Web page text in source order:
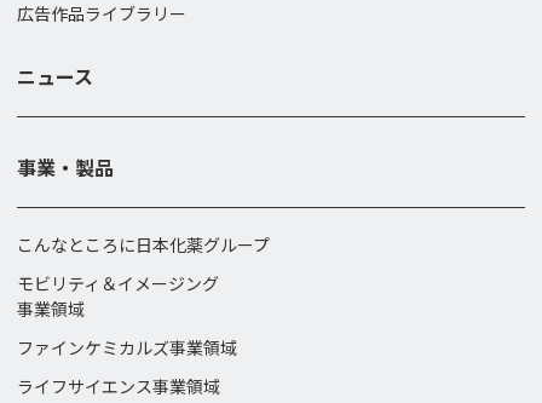
広告作品ライブラリー
ニュース
事業・製品
こんなところに日本化薬グループ
モビリティ＆イメージング
事業領域
ファインケミカルズ事業領域
ライフサイエンス事業領域